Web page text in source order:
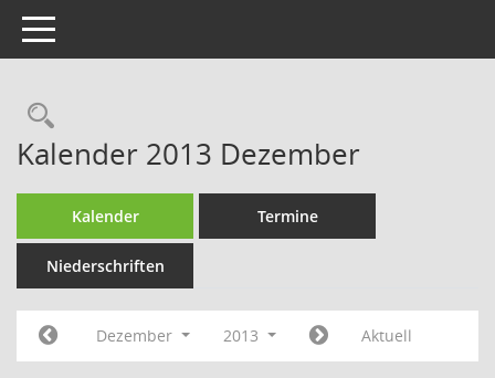
Toggle navigation
Rechercheauswahl
Kalender 2013 Dezember
Kalender Termine
Niederschriften
Dezember 2013 Aktuell